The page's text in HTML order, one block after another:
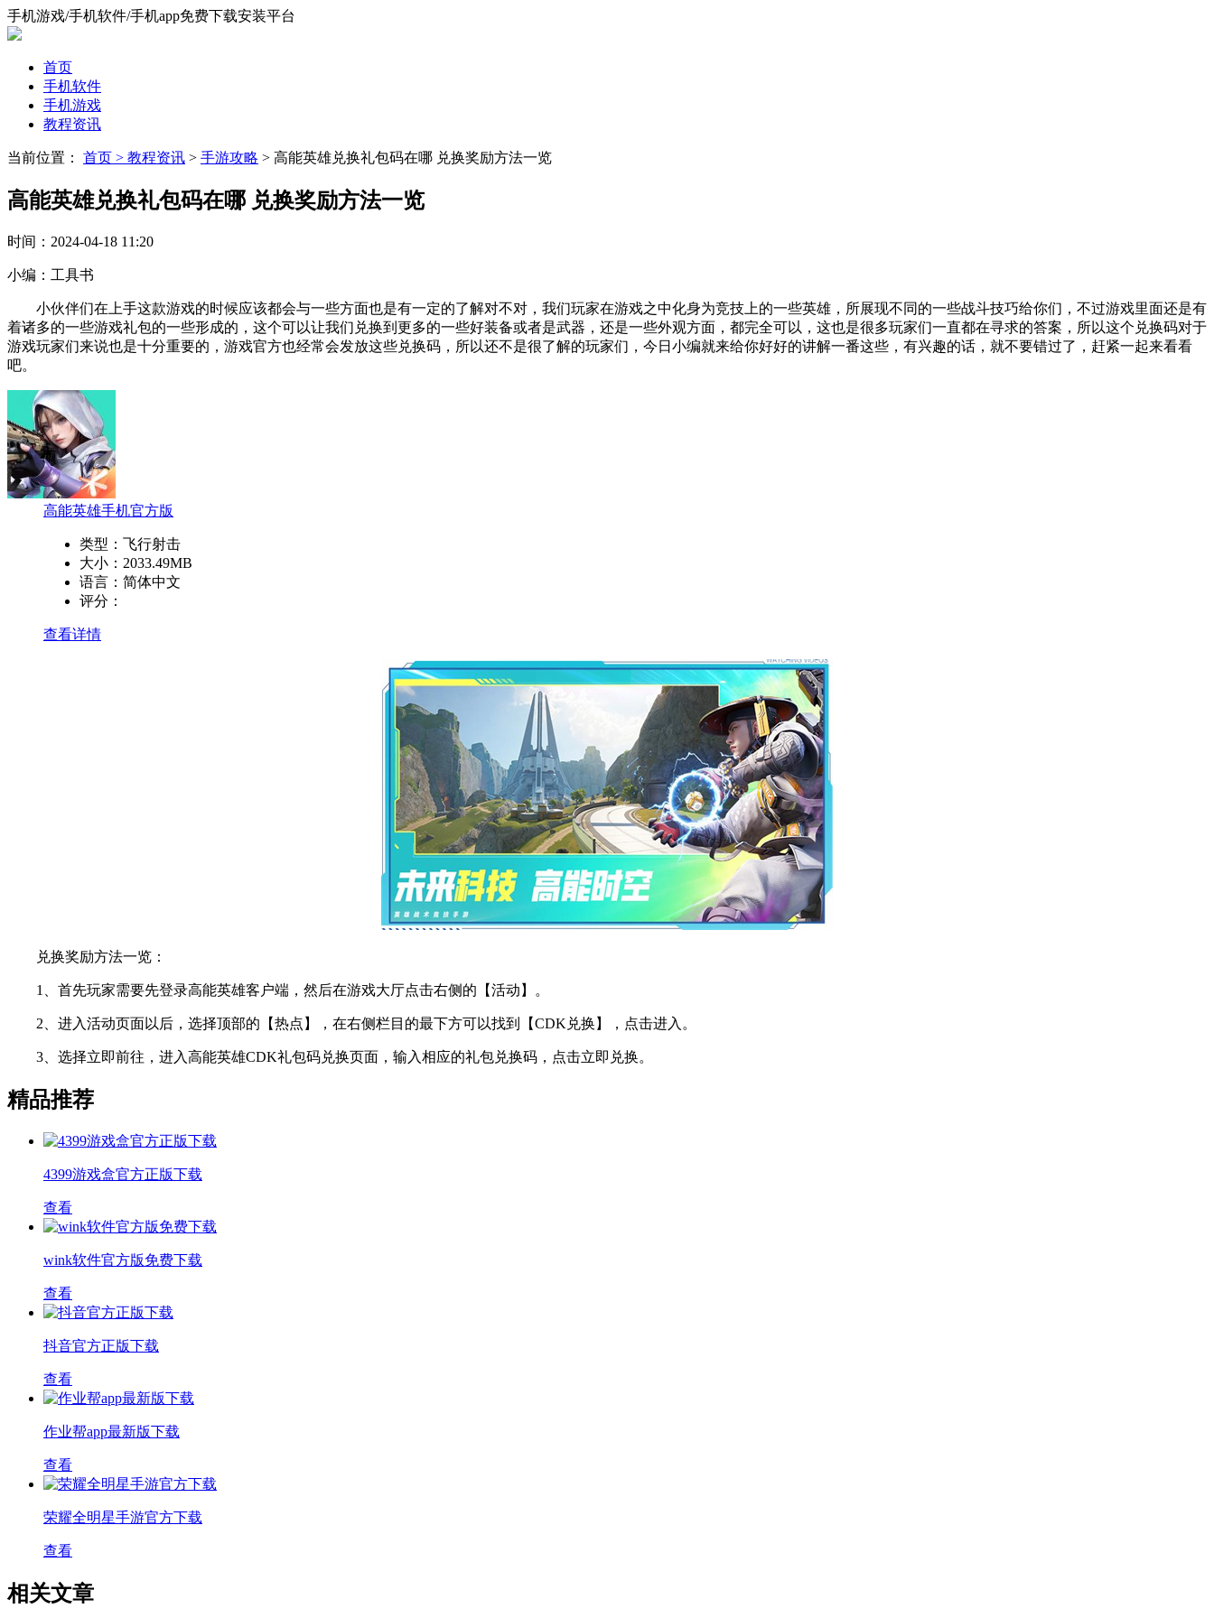
手机游戏/手机软件/手机app免费下载安装平台
首页
手机软件
手机游戏
教程资讯
当前位置： 首页 > 教程资讯 > 手游攻略 > 高能英雄兑换礼包码在哪 兑换奖励方法一览
高能英雄兑换礼包码在哪 兑换奖励方法一览
时间： 2024-04-18 11:20
小编： 工具书
小伙伴们在上手这款游戏的时候应该都会与一些方面也是有一定的了解对不对，我们玩家在游戏之中化身为竞技上的一些英雄，所展现不同的一些战斗技巧给你们，不过游戏里面还是有
着诸多的一些游戏礼包的一些形成的，这个可以让我们兑换到更多的一些好装备或者是武器，还是一些外观方面，都完全可以，这也是很多玩家们一直都在寻求的答案，所以这个兑换码对于
游戏玩家们来说也是十分重要的，游戏官方也经常会发放这些兑换码，所以还不是很了解的玩家们，今日小编就来给你好好的讲解一番这些，有兴趣的话，就不要错过了，赶紧一起来看看
吧。
高能英雄手机官方版
类型： 飞行射击
大小： 2033.49MB
语言： 简体中文
评分：
查看详情
兑换奖励方法一览：
1、首先玩家需要先登录高能英雄客户端，然后在游戏大厅点击右侧的【活动】。
2、进入活动页面以后，选择顶部的【热点】，在右侧栏目的最下方可以找到【CDK兑换】，点击进入。
3、选择立即前往，进入高能英雄CDK礼包码兑换页面，输入相应的礼包兑换码，点击立即兑换。
精品推荐
4399游戏盒官方正版下载
查看
wink软件官方版免费下载
查看
抖音官方正版下载
查看
作业帮app最新版下载
查看
荣耀全明星手游官方下载
查看
相关文章